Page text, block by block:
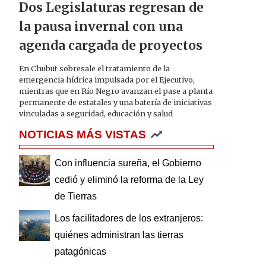
Dos Legislaturas regresan de
la pausa invernal con una
agenda cargada de proyectos
En Chubut sobresale el tratamiento de la
emergencia hídrica impulsada por el Ejecutivo,
mientras que en Río Negro avanzan el pase a planta
permanente de estatales y una batería de iniciativas
vinculadas a seguridad, educación y salud
NOTICIAS MÁS VISTAS
Con influencia sureña, el Gobierno
cedió y eliminó la reforma de la Ley
de Tierras
Los facilitadores de los extranjeros:
quiénes administran las tierras
patagónicas